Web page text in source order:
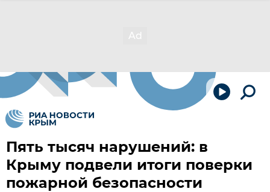
Пять тысяч нарушений: в
Крыму подвели итоги поверки
пожарной безопасности